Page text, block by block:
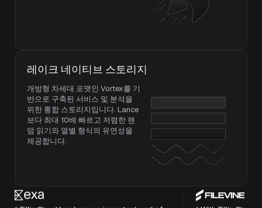
레이크 네이티브 스토리지
개방형 차세대 포맷인 Vortex를 기
반으로 구축된 서비스 및 분석을
위한 통합 스토리지입니다. Lance
보다 최대 10배 빠르고 저렴한 랜
덤 읽기와 열별 형식의 유연성을
제공합니다.